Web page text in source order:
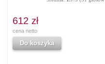
612 zł
cena netto
Do koszyka